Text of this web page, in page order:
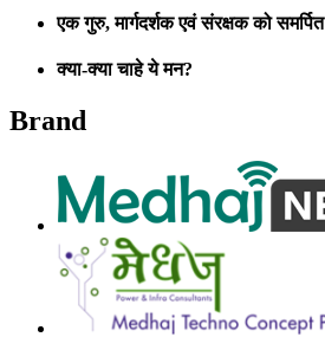
एक गुरु, मार्गदर्शक एवं संरक्षक को समर्पित
क्या-क्या चाहे ये मन?
Brand